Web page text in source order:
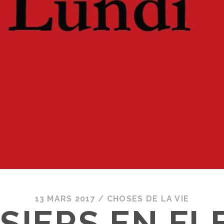
13 MARS 2017 / CHOSES DE LA VIE